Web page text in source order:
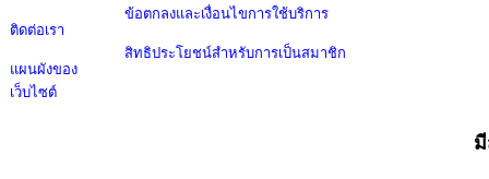
ติดต่อเรา
แผนผังของ
เว็บไซต์
ข้อตกลงและเงื่อนไขการใช้บริการ
สิทธิประโยชน์สำหรับการเป็นสมาชิก